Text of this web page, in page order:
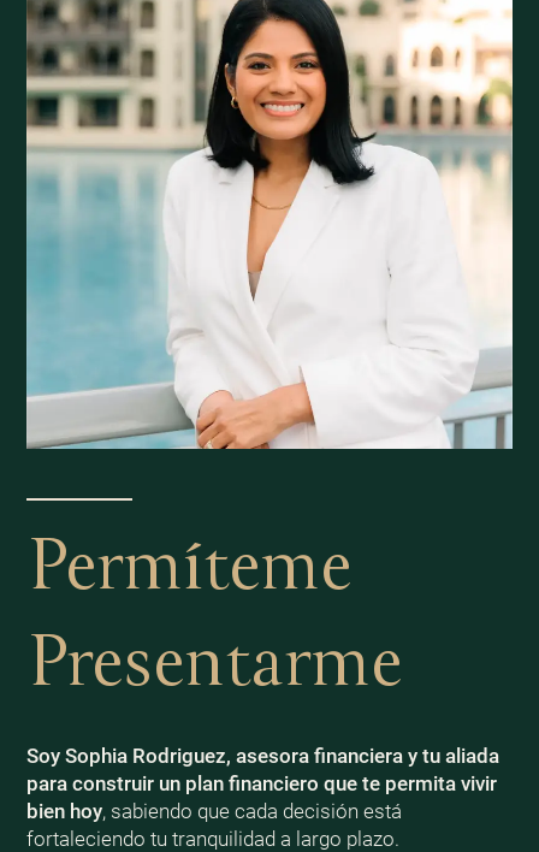
Permíteme
Presentarme
Soy Sophia Rodriguez, asesora financiera y tu aliada
para construir un plan financiero que te permita vivir
bien hoy, sabiendo que cada decisión está
fortaleciendo tu tranquilidad a largo plazo.